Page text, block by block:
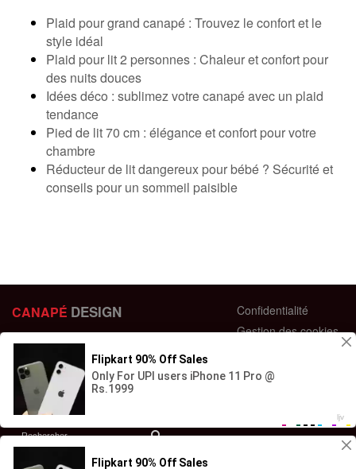
Plaid pour grand canapé : Trouvez le confort et le
style idéal
Plaid pour lit 2 personnes : Chaleur et confort pour
des nuits douces
Idées déco : sublimez votre canapé avec un plaid
tendance
Pied de lit 70 cm : élégance et confort pour votre
chambre
Réducteur de lit dangereux pour bébé ? Sécurité et
conseils pour un sommeil paisible
CANAPÉ DESIGN
44 bis Rue des Bardines
63370 Lempdes, France
+33 658358352
Confidentialité
Gestion des cookies
Retour et échange
Contactez-nous